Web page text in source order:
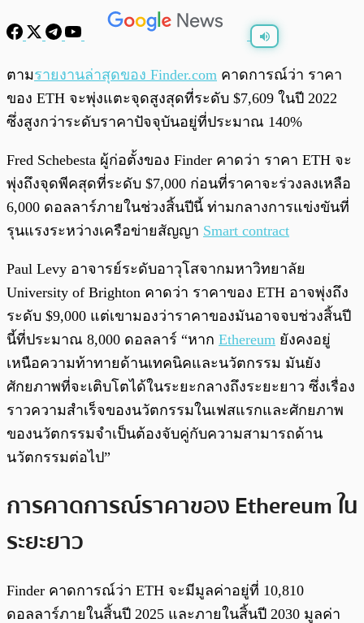
0:00 /
ตามรายงานล่าสุดของ Finder.com คาดการณ์ว่า ราคา
ของ ETH จะพุ่งแตะจุดสูงสุดที่ระดับ $7,609 ในปี 2022
ซึ่งสูงกว่าระดับราคาปัจจุบันอยู่ที่ประมาณ 140%
Fred Schebesta ผู้ก่อตั้งของ Finder คาดว่า ราคา ETH จะ
พุ่งถึงจุดพีคสุดที่ระดับ $7,000 ก่อนที่ราคาจะร่วงลงเหลือ
6,000 ดอลลาร์ภายในช่วงสิ้นปีนี้ ท่ามกลางการแข่งขันที่
รุนแรงระหว่างเครือข่ายสัญญา Smart contract
Paul Levy อาจารย์ระดับอาวุโสจากมหาวิทยาลัย
University of Brighton คาดว่า ราคาของ ETH อาจพุ่งถึง
ระดับ $9,000 แต่เขามองว่าราคาของมันอาจจบช่วงสิ้นปี
นี้ที่ประมาณ 8,000 ดอลลาร์ “หาก Ethereum ยังคงอยู่
เหนือความท้าทายด้านเทคนิคและนวัตกรรม มันยัง
ศักยภาพที่จะเติบโตได้ในระยะกลางถึงระยะยาว ซึ่งเรื่อง
ราวความสำเร็จของนวัตกรรมในเฟสแรกและศักยภาพ
ของนวัตกรรมจำเป็นต้องจับคู่กับความสามารถด้าน
นวัตกรรมต่อไป”
การคาดการณ์ราคาของ Ethereum ใน
ระยะยาว
Finder คาดการณ์ว่า ETH จะมีมูลค่าอยู่ที่ 10,810
ดอลลาร์ภายในสิ้นปี 2025 และภายในสิ้นปี 2030 มูลค่า